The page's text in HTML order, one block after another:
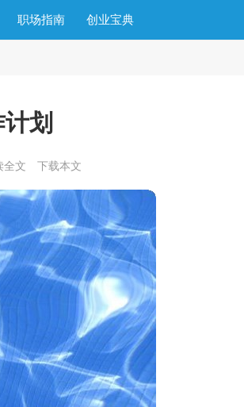
职场指南 创业宝典
划
全文 下载本文